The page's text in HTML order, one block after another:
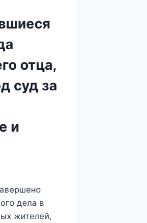
отца,
суд за
и
дела в
жителей,